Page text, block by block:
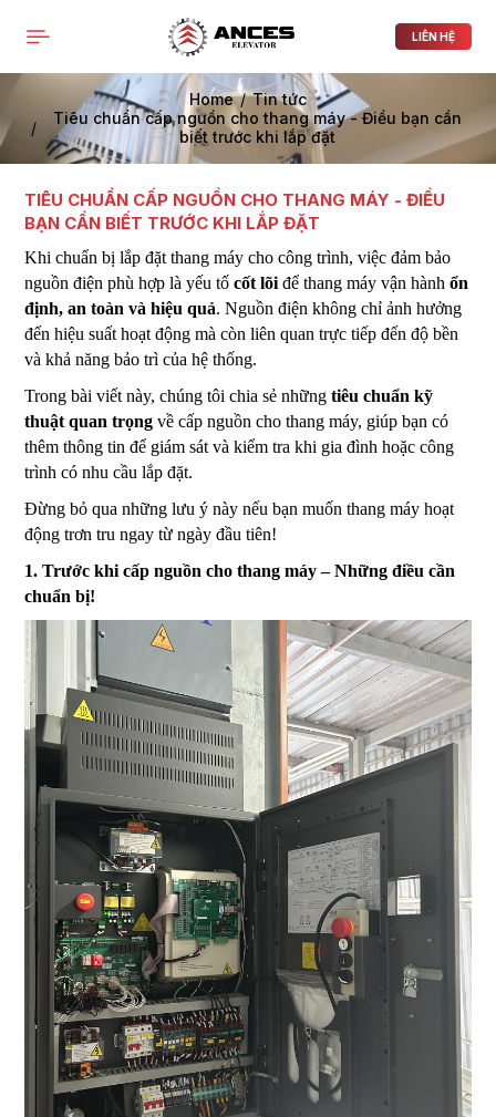
LIÊN HỆ
Home
Tin tức
Tiêu chuẩn cấp nguồn cho thang máy - Điều bạn cần
biết trước khi lắp đặt
TIÊU CHUẨN CẤP NGUỒN CHO THANG MÁY - ĐIỀU
BẠN CẦN BIẾT TRƯỚC KHI LẮP ĐẶT
Khi chuẩn bị lắp đặt thang máy cho công trình, việc đảm bảo
nguồn điện phù hợp là yếu tốcốt lõi để thang máy vận hànhổn
định, an toàn và hiệu quả. Nguồn điện không chỉ ảnh hưởng
đến hiệu suất hoạt động mà còn liên quan trực tiếp đến độ bền
và khả năng bảo trì của hệ thống.
Trong bài viết này, chúng tôi chia sẻ nhữngtiêu chuẩn kỹ
thuật quan trọng về cấp nguồn cho thang máy, giúp bạn có
thêm thông tin để giám sát và kiểm tra khi gia đình hoặc công
trình có nhu cầu lắp đặt.
Đừng bỏ qua những lưu ý này nếu bạn muốn thang máy hoạt
động trơn tru ngay từ ngày đầu tiên!
1. Trước khi cấp nguồn cho thang máy – Những điều cần
chuẩn bị!
Close
PRODUCTS LIST ORDER(0)
THÔNG BÁO